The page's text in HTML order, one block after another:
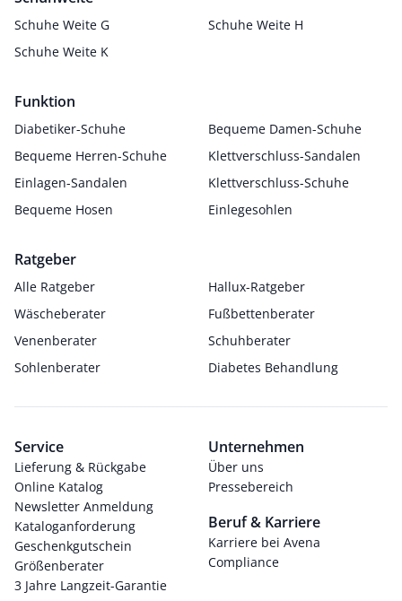
Schuhe Weite G
Schuhe Weite H
Schuhe Weite K
Funktion
Diabetiker-Schuhe
Bequeme Damen-Schuhe
Bequeme Herren-Schuhe
Klettverschluss-Sandalen
Einlagen-Sandalen
Klettverschluss-Schuhe
Bequeme Hosen
Einlegesohlen
Ratgeber
Alle Ratgeber
Hallux-Ratgeber
Wäscheberater
Fußbettenberater
Venenberater
Schuhberater
Sohlenberater
Diabetes Behandlung
Service
Lieferung & Rückgabe
Online Katalog
Newsletter Anmeldung
Kataloganforderung
Geschenkgutschein
Größenberater
3 Jahre Langzeit-Garantie
Unternehmen
Über uns
Pressebereich
Beruf & Karriere
Karriere bei Avena
Compliance